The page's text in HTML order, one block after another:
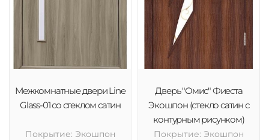
Межкомнатные двери Line
Glass-01 со стеклом сатин
Покрытие: Экошпон
Дверь "Омис" Фиеста
Экошпон (стекло сатин с
контурным рисунком)
Покрытие: Экошпон